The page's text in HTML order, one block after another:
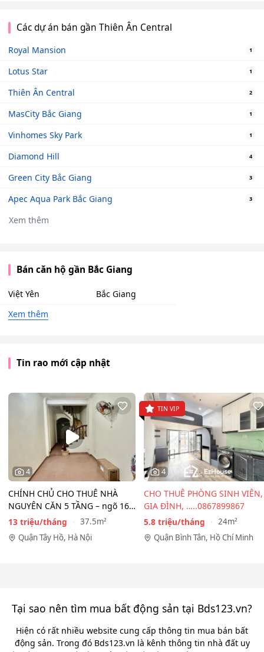
Các dự án bán gần Thiên Ân Central
Royal Mansion 1
Lotus Star 1
Thiên Ân Central 2
MasCity Bắc Giang 1
Vinhomes Sky Park 1
Diamond Hill 4
Green City Bắc Giang 3
Apec Aqua Park Bắc Giang 3
Xem thêm
Bán căn hộ gần Bắc Giang
Việt Yên
Bắc Giang
Xem thêm
Tin rao mới cập nhật
4
CHÍNH CHỦ CHO THUÊ NHÀ
NGUYÊN CĂN 5 TẦNG – ngõ 167
Đồng Cổ, Tây Hồ
13 triệu/tháng
37.5m²
Quận Tây Hồ, Hà Nội
4
TIN VIP
CHO THUÊ PHÒNG SINH VIÊN,
GIA ĐÌNH, …..0867899867
5.8 triệu/tháng
24m²
Quận Bình Tân, Hồ Chí Minh
Tại sao nên tìm mua bất động sản tại Bds123.vn?
Hiện có rất nhiều website cung cấp thông tin mua bán bất
động sản. Trong đó Bds123.vn là kênh thông tin nhà đất uy